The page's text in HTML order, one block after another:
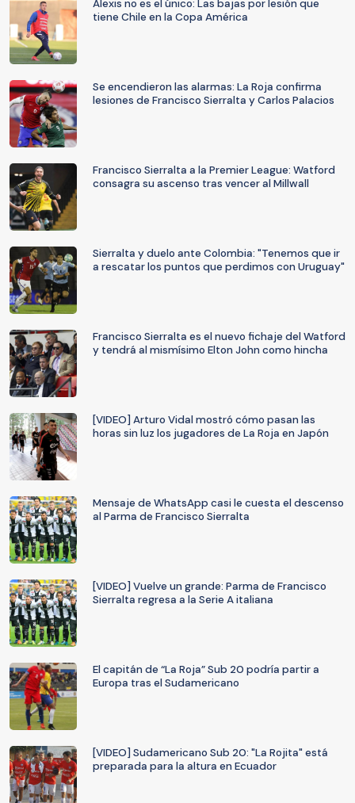
Alexis no es el único: Las bajas por lesión que
tiene Chile en la Copa América
Se encendieron las alarmas: La Roja confirma
lesiones de Francisco Sierralta y Carlos Palacios
Francisco Sierralta a la Premier League: Watford
consagra su ascenso tras vencer al Millwall
Sierralta y duelo ante Colombia: "Tenemos que ir
a rescatar los puntos que perdimos con Uruguay"
Francisco Sierralta es el nuevo fichaje del Watford
y tendrá al mismísimo Elton John como hincha
[VIDEO] Arturo Vidal mostró cómo pasan las
horas sin luz los jugadores de La Roja en Japón
Mensaje de WhatsApp casi le cuesta el descenso
al Parma de Francisco Sierralta
[VIDEO] Vuelve un grande: Parma de Francisco
Sierralta regresa a la Serie A italiana
El capitán de “La Roja” Sub 20 podría partir a
Europa tras el Sudamericano
[VIDEO] Sudamericano Sub 20: "La Rojita" está
preparada para la altura en Ecuador